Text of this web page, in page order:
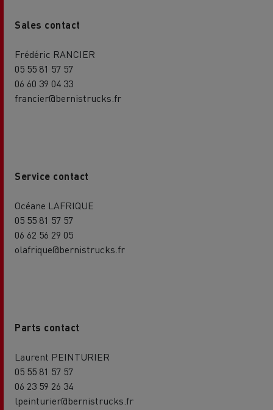
Sales contact
Frédéric RANCIER
05 55 81 57 57
06 60 39 04 33
francier@bernistrucks.fr
Service contact
Océane LAFRIQUE
05 55 81 57 57
06 62 56 29 05
olafrique@bernistrucks.fr
Parts contact
Laurent PEINTURIER
05 55 81 57 57
06 23 59 26 34
lpeinturier@bernistrucks.fr